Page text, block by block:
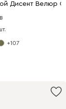
Дисент Велюр
+107